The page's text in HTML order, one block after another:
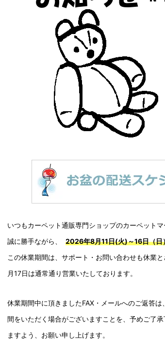
いつもカーペット通販専門ショップのカーペット
誠に勝手ながら、
2026年8月11日(火)～16日（日
この休業期間は、サポート・お問い合わせも休業
月17日は通常通り営業いたしております。
休業期間中に頂きましたFAX・メールへのご返答
間をいただく場合がございますことを、予めご了
ますよう、お願い申し上げます。